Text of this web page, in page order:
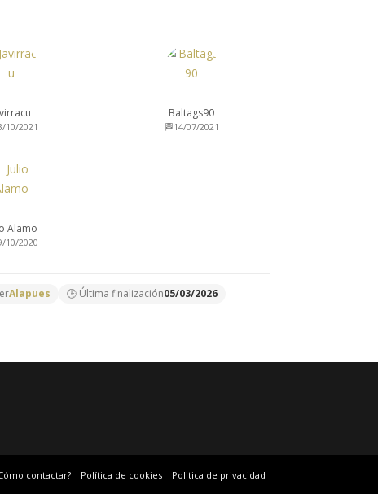
10/2021
Baltags90
🏁14/07/2021
Alamo
10/2020
Alapues 🕒 Última finalización05/03/2026
contactar? Política de cookies Politica de privacidad